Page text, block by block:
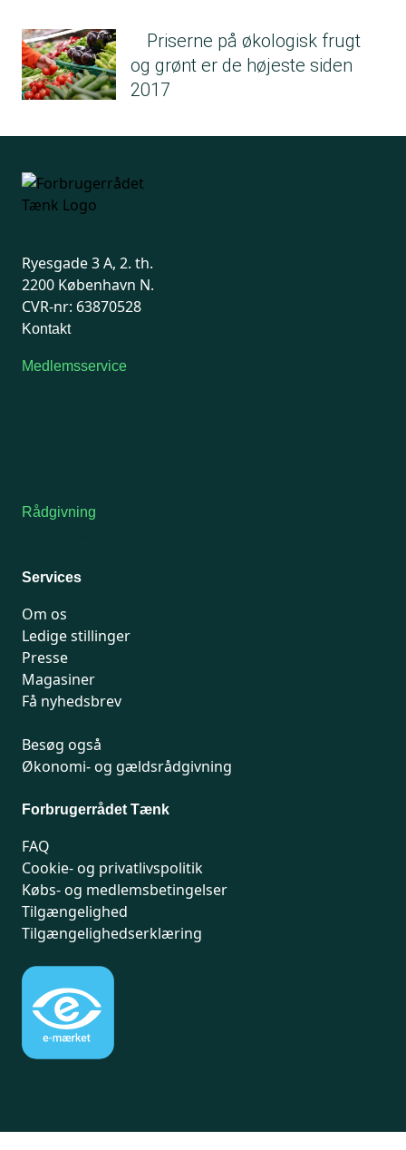
Priserne på økologisk frugt
og grønt er de højeste siden
2017
Ryesgade 3 A, 2. th.
2200 København N.
CVR-nr: 63870528
Kontakt
Medlemsservice
Rådgivning
Services
Om os
Ledige stillinger
Presse
Magasiner
Få nyhedsbrev
Besøg også
Økonomi- og gældsrådgivning
Forbrugerrådet Tænk
FAQ
Cookie- og privatlivspolitik
Købs- og medlemsbetingelser
Tilgængelighed
Tilgængelighedserklæring